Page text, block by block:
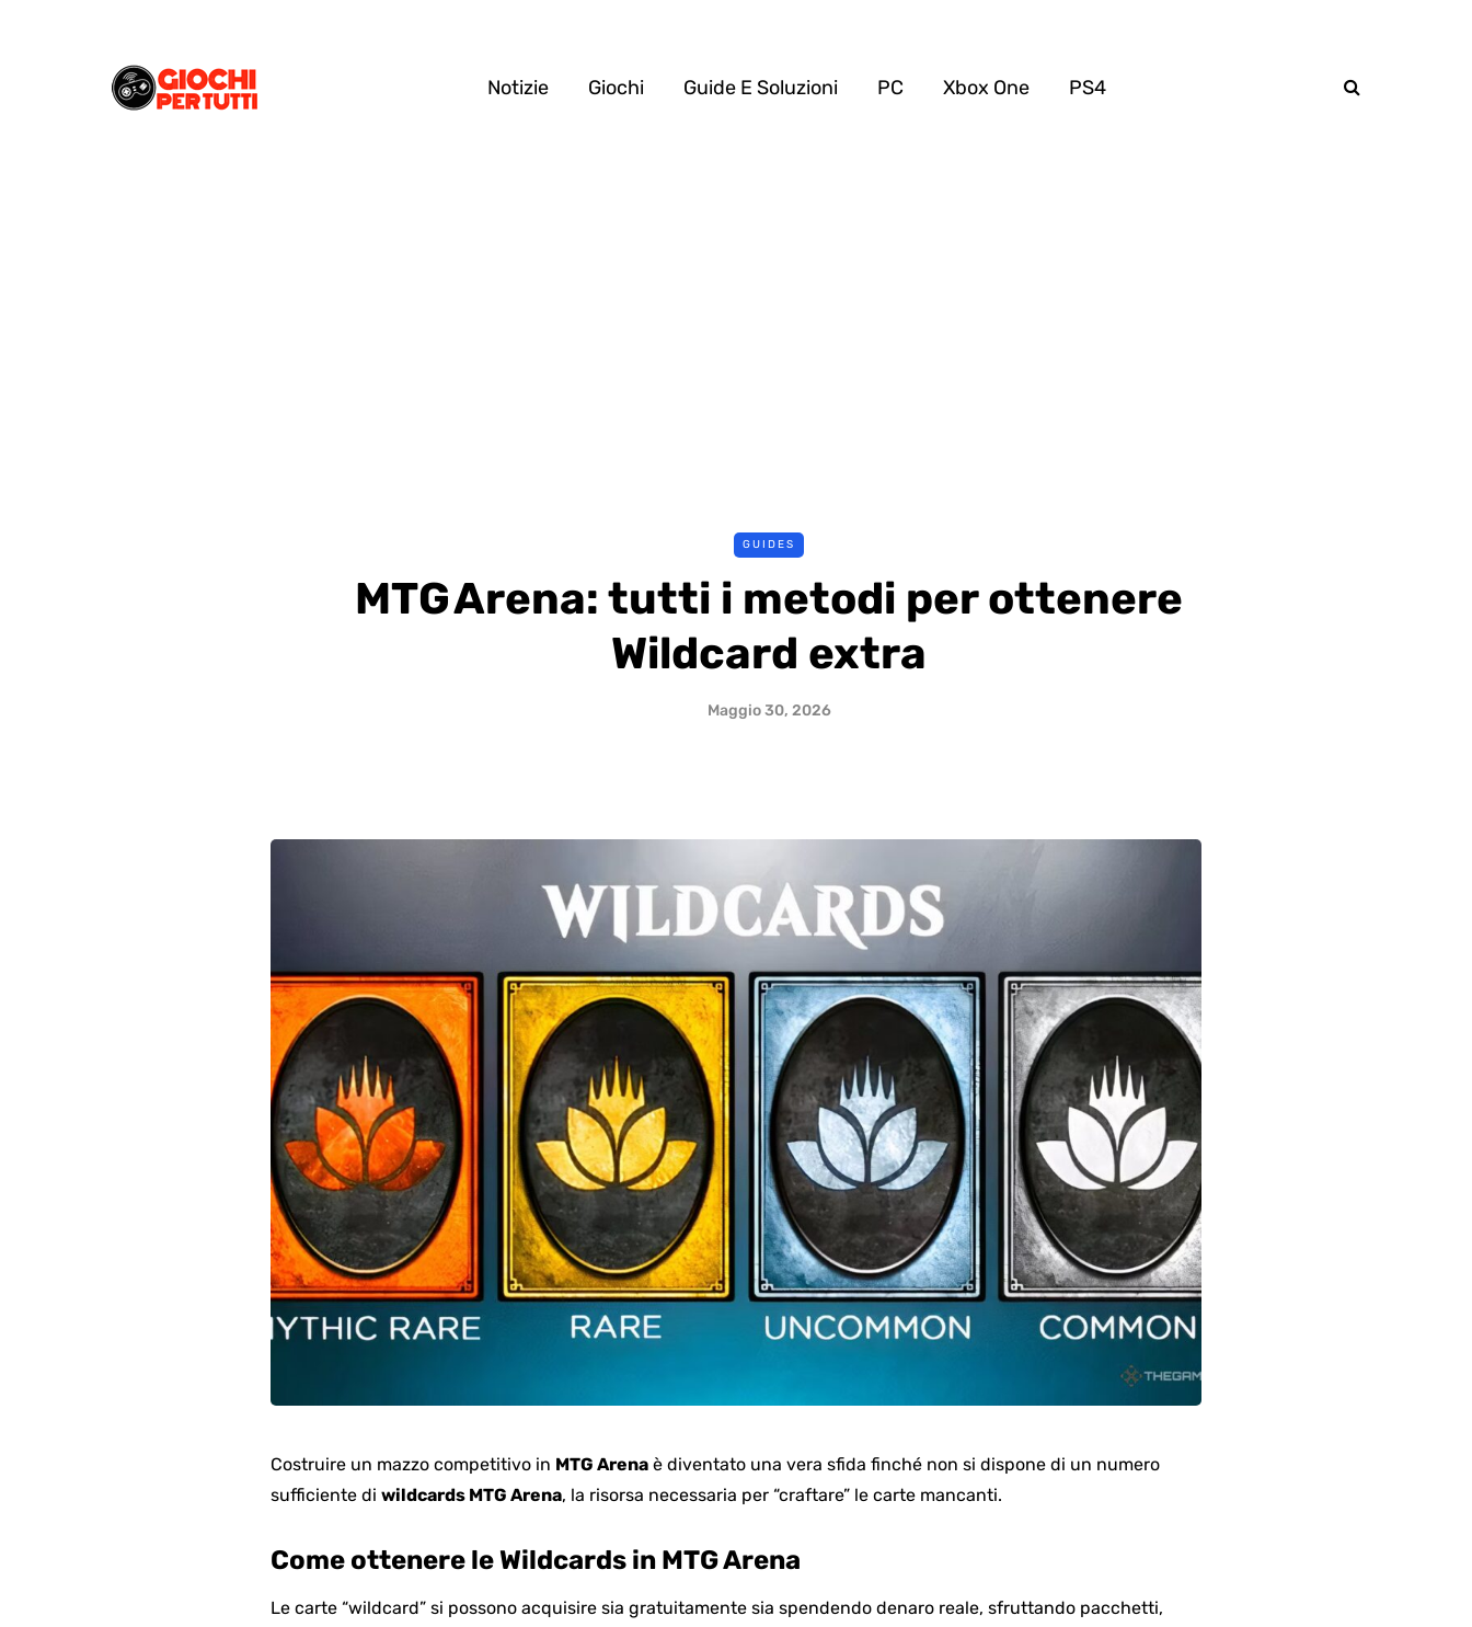
Notizie Giochi Guide E Soluzioni PC Xbox One PS4
GUIDES
MTG Arena: tutti i metodi per ottenere
Wildcard extra
Maggio 30, 2026
Costruire un mazzo competitivo in MTG Arena è diventato una vera sfida finché non si dispone di un numero
sufficiente di wildcards MTG Arena, la risorsa necessaria per “craftare” le carte mancanti.
Come ottenere le Wildcards in MTG Arena
Le carte “wildcard” si possono acquisire sia gratuitamente sia spendendo denaro reale, sfruttando pacchetti,